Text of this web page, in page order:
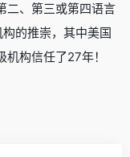
二、第三或第四语言
的推崇，其中美国
构信任了27年！